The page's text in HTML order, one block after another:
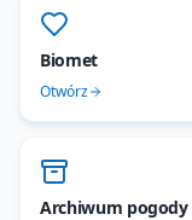
Biomet
Otwórz
Archiwum pogody